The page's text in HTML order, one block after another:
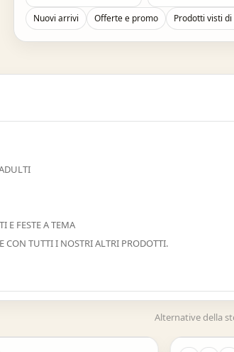
Nuovi arrivi Offerte e promo Prodotti visti
E FESTE A TEMA
CON TUTTI I NOSTRI ALTRI PRODOTTI.
Alternative della